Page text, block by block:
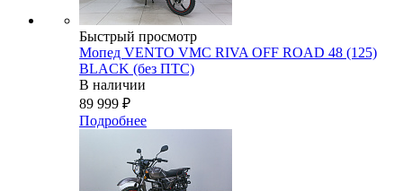
Быстрый просмотр
Мопед VENTO VMC RIVA OFF ROAD 48 (125)
BLACK (без ПТС)
В наличии
89 999 ₽
Подробнее